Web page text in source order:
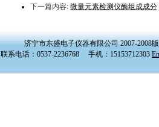
下一篇内容: 微量元素检测仪酶组成成分
济宁市东盛电子仪器有限公司 2007-2008
联系电话：0537-2236768 手机：15153712303